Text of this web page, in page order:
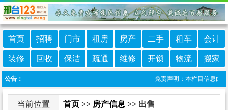
首页 招聘 门市 租房 房产 二手 租车 会计
装修 回收 保洁 疏通 维修 开锁 物流 搬家
公告： 免责声明：本栏目信息由网
当前位置 首页 >> 房产信息 >> 出售